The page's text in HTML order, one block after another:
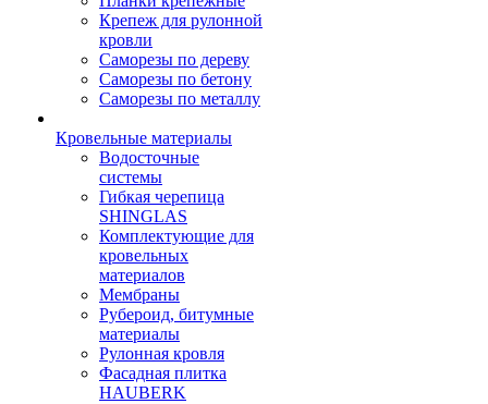
Крепеж для рулонной
кровли
Саморезы по дереву
Саморезы по бетону
Саморезы по металлу
Кровельные материалы
Водосточные
системы
Гибкая черепица
SHINGLAS
Комплектующие для
кровельных
материалов
Мембраны
Рубероид, битумные
материалы
Рулонная кровля
Фасадная плитка
HAUBERK